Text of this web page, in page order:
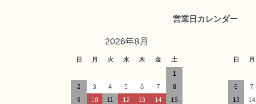
営業日カレンダー
2026年8月
日 月 火 水 木 金
土
1
2
3 4 5 6 7
8
9
10 11 12 13 14
15
日 月
6
7
13
14